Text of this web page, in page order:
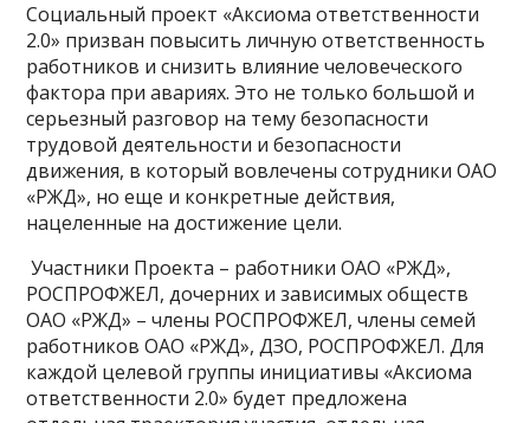
Социальный проект «Аксиома ответственности
2.0» призван повысить личную ответственность
работников и снизить влияние человеческого
фактора при авариях. Это не только большой и
серьезный разговор на тему безопасности
трудовой деятельности и безопасности
движения, в который вовлечены сотрудники ОАО
«РЖД», но еще и конкретные действия,
нацеленные на достижение цели.
Участники Проекта – работники ОАО «РЖД»,
РОСПРОФЖЕЛ, дочерних и зависимых обществ
ОАО «РЖД» – члены РОСПРОФЖЕЛ, члены семей
работников ОАО «РЖД», ДЗО, РОСПРОФЖЕЛ. Для
каждой целевой группы инициативы «Аксиома
ответственности 2.0» будет предложена